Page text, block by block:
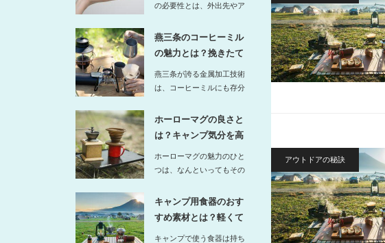
アウトドアの秘訣
の必要性とは、外出先やア
パーを清…
燕三条のコーヒーミル
の魅力とは？挽きたて
の味をキャ…
燕三条が誇る金属加工技術
は、コーヒーミルにも存分
に…
ホーローマグの良さと
は？キャンプ気分を高
めるレトロ…
ホーローマグの魅力のひと
つは、なんといってもその
ど…
キャンプ用食器のおす
すめ素材とは？軽くて
扱いやすい…
キャンプで使う食器は持ち